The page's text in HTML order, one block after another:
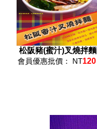
松阪豬(蜜汁)叉燒拌麵
會員優惠批價： NT120